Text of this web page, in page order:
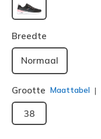
geselecteerd
Breedte
Normaal
Grootte Maattabel
38